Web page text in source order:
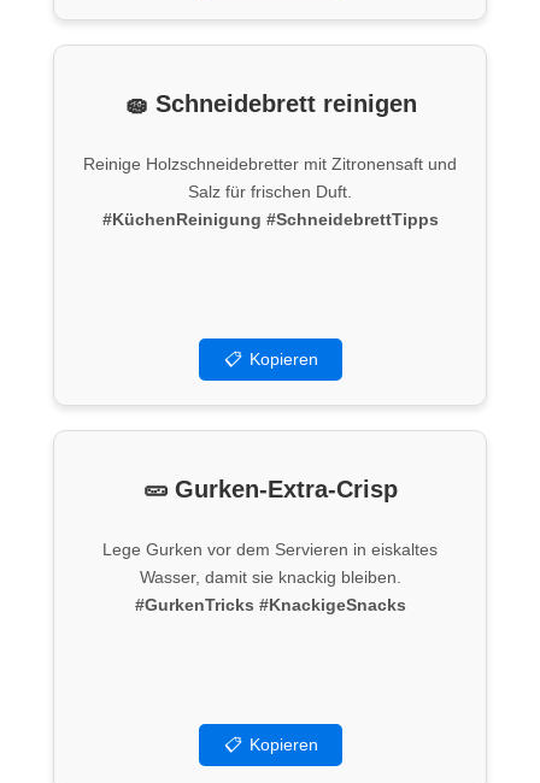
🧽 Schneidebrett reinigen
Reinige Holzschneidebretter mit Zitronensaft und
Salz für frischen Duft.
#KüchenReinigung #SchneidebrettTipps
📋 Kopieren
🥒 Gurken-Extra-Crisp
Lege Gurken vor dem Servieren in eiskaltes
Wasser, damit sie knackig bleiben.
#GurkenTricks #KnackigeSnacks
📋 Kopieren